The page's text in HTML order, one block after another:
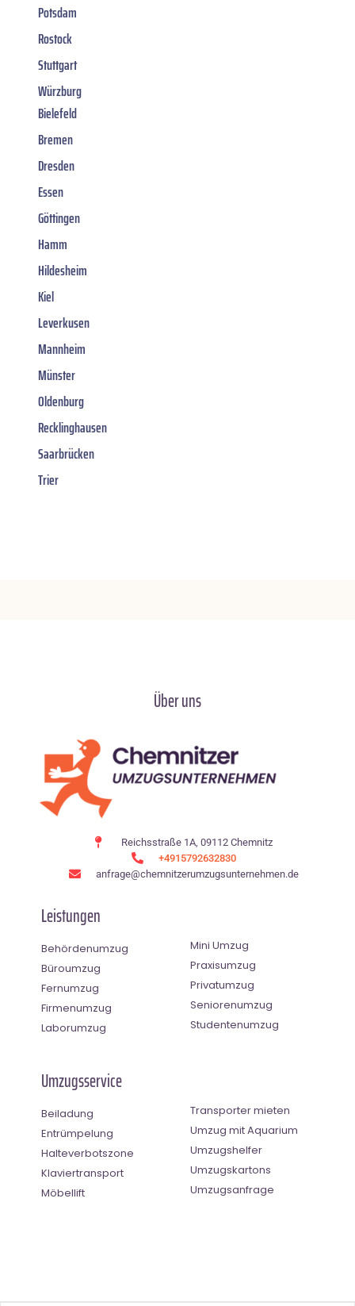
Potsdam
Rostock
Stuttgart
Würzburg
Bielefeld
Bremen
Dresden
Essen
Göttingen
Hamm
Hildesheim
Kiel
Leverkusen
Mannheim
Münster
Oldenburg
Recklinghausen
Saarbrücken
Trier
Über uns
Reichsstraße 1A, 09112 Chemnitz
+4915792632830
anfrage@chemnitzerumzugsunternehmen.de
Leistungen
Behördenumzug
Büroumzug
Fernumzug
Firmenumzug
Laborumzug
Mini Umzug
Praxisumzug
Privatumzug
Seniorenumzug
Studentenumzug
Umzugsservice
Beiladung
Entrümpelung
Halteverbotszone
Klaviertransport
Möbellift
Transporter mieten
Umzug mit Aquarium
Umzugshelfer
Umzugskartons
Umzugsanfrage